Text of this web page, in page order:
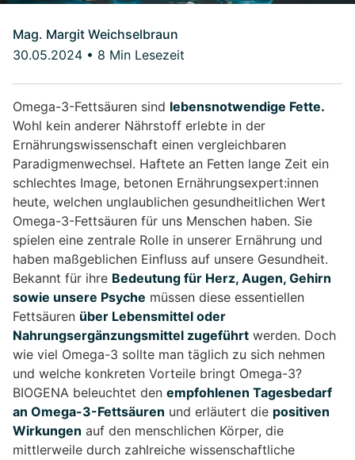
Mag. Margit Weichselbraun
30.05.2024 • 8 Min Lesezeit
Omega-3-Fettsäuren sind lebensnotwendige Fette.
Wohl kein anderer Nährstoff erlebte in der
Ernährungswissenschaft einen vergleichbaren
Paradigmenwechsel. Haftete an Fetten lange Zeit ein
schlechtes Image, betonen Ernährungsexpert:innen
heute, welchen unglaublichen gesundheitlichen Wert
Omega-3-Fettsäuren für uns Menschen haben. Sie
spielen eine zentrale Rolle in unserer Ernährung und
haben maßgeblichen Einfluss auf unsere Gesundheit.
Bekannt für ihre Bedeutung für Herz, Augen, Gehirn
sowie unsere Psyche müssen diese essentiellen
Fettsäuren über Lebensmittel oder
Nahrungsergänzungsmittel zugeführt werden. Doch
wie viel Omega-3 sollte man täglich zu sich nehmen
und welche konkreten Vorteile bringt Omega-3?
BIOGENA beleuchtet den empfohlenen Tagesbedarf
an Omega-3-Fettsäuren und erläutert die positiven
Wirkungen auf den menschlichen Körper, die
mittlerweile durch zahlreiche wissenschaftliche